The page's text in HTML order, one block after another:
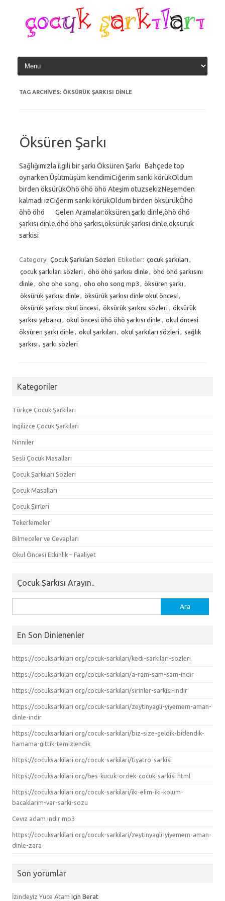
content
TAG ARCHIVES: ÖKSÜRÜK ŞARKISI DINLE
Öksüren Şarkı
Sağlığımızla ilgili bir şarkı Öksüren Şarkı Bahçede top
oynarken Üşütmüşüm kendimiCiğerim sanki körükOldum
birden öksürükÖhö öhö öhö Ateşim otuzsekizNeşemden
kalmadı izCiğerim sanki körükOldum birden öksürükÖhö
öhö öhö Gelen Aramalar:öksüren şarkı dinle,öhö öhö
şarkısı dinle,öhö öhö şarkısı,öksürük şarkısı dinle,oksuruk
sarkisi
Category: Çocuk Şarkıları Sözleri Etiketler: çocuk şarkıları
çocuk şarkıları sözleri
öhö öhö şarkısı dinle
öhö öhö şarkısını
dinle
oho oho song oho oho song mp3 öksüren şarkı
öksürük şarkısı dinle
öksürük şarkısı dinle okul öncesi
öksürük şarkısı okul öncesi
öksürük şarkısı sözleri
öksürük
şarkısı yabancı
okul öncesi öhö öhö şarkısı dinle
okul öncesi
öksüren şarkı dinle
okul şarkıları okul şarkıları sözleri
sağlık
şarkısı
şarkı sözleri
Kategoriler
Türkçe Çocuk Şarkıları
İngilizce Çocuk Şarkıları
Ninniler
Sesli Çocuk Masalları
Çocuk Şarkıları Sözleri
Çocuk Masalları
Çocuk Şiirleri
Tekerlemeler
Bilmeceler ve Cevapları
Okul Öncesi Etkinlik – Faaliyet
Çocuk Şarkısı Arayın..
En Son Dinlenenler
https://cocuksarkilari org/cocuk-sarkilari/kedi-sarkilari-sozleri
https://cocuksarkilari org/cocuk-sarkilari/a-ram-sam-sam-indir
https://cocuksarkilari org/cocuk-sarkilari/sirinler-sarkisi-indir
https://cocuksarkilari org/cocuk-sarkilari/zeytinyagli-yiyemem-aman-
dinle-indir
https://cocuksarkilari org/cocuk-sarkilari/biz-size-geldik-bitlendik-
hamama-gittik-temizlendik
https://cocuksarkilari org/cocuk-sarkilari/tiyatro-sarkisi
https://cocuksarkilari org/bes-kucuk-ordek-cocuk-sarkisi html
https://cocuksarkilari org/cocuk-sarkilari/iki-elim-iki-kolum-
bacaklarim-var-sarki-sozu
Cevız adam ındır mp3
https://cocuksarkilari org/cocuk-sarkilari/zeytinyagli-yiyemem-aman-
dinle-zara
Son yorumlar
İzindeyiz Yüce Atam için Berat